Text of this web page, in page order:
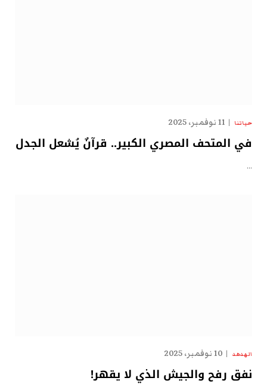
حياتنا 11 نوفمبر، 2025
في المتحف المصري الكبير.. قرآنٌ يُشعل الجدل
…
الهدهد 10 نوفمبر، 2025
نفق رفح والجيش الذي لا يقهر!